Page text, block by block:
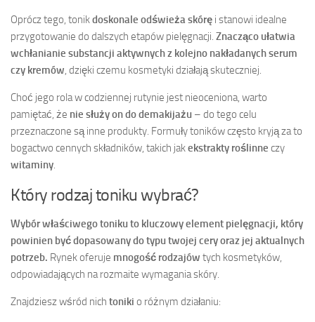
Oprócz tego, tonikdoskonale odświeża skórę i stanowi idealne
przygotowanie do dalszych etapów pielęgnacji. Znacząco ułatwia
wchłanianie substancji aktywnych z kolejno nakładanych serum
czy kremów, dzięki czemu kosmetyki działają skuteczniej.
Choć jego rola w codziennej rutynie jest nieoceniona, warto
pamiętać, że nie służy on do demakijażu – do tego celu
przeznaczone są inne produkty. Formuły toników często kryją za to
bogactwo cennych składników, takich jakekstrakty roślinne czy
witaminy.
Który rodzaj toniku wybrać?
Wybór właściwego toniku to kluczowy element pielęgnacji, który
powinien być dopasowany do typu twojej cery oraz jej aktualnych
potrzeb. Rynek oferuje mnogość rodzajów tych kosmetyków,
odpowiadających na rozmaite wymagania skóry.
Znajdziesz wśród nich toniki o różnym działaniu: